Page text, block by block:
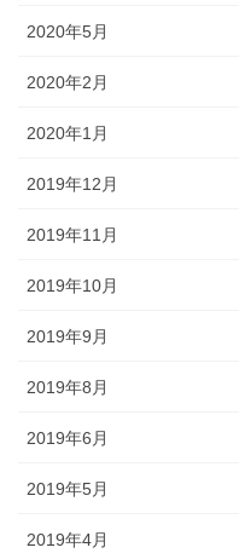
2020年5月
2020年2月
2020年1月
2019年12月
2019年11月
2019年10月
2019年9月
2019年8月
2019年6月
2019年5月
2019年4月